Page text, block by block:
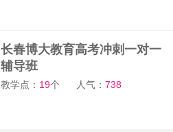
长春博大教育高考冲刺一对一
辅导班
教学点： 19个 人气：738